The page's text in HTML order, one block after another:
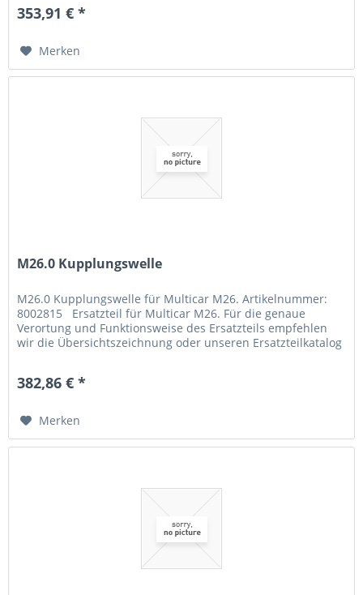
353,91 € *
Merken
M26.0 Kupplungswelle
M26.0 Kupplungswelle für Multicar M26. Artikelnummer:
8002815 Ersatzteil für Multicar M26. Für die genaue
Verortung und Funktionsweise des Ersatzteils empfehlen
wir die Übersichtszeichnung oder unseren Ersatzteilkatalog
382,86 € *
Merken